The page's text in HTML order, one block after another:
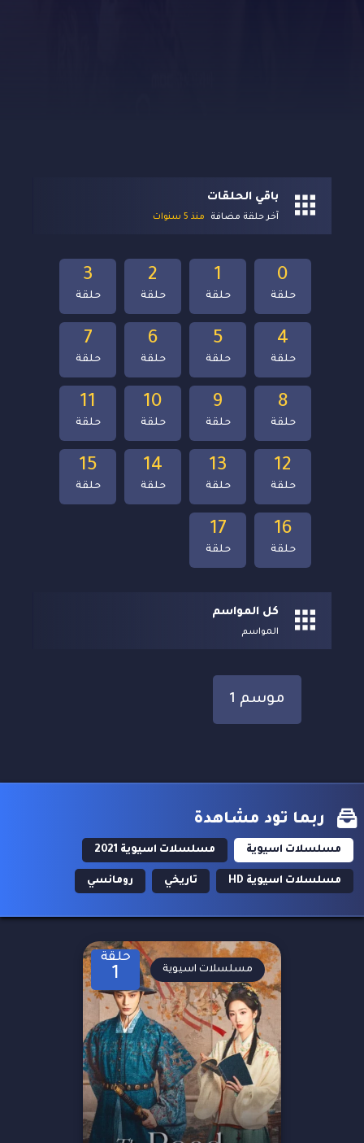
باقي الحلقات
آخر حلقة مضافة منذ 5 سنوات
17
حلقة
16
حلقة
15
حلقة
14
حلقة
13
حلقة
12
حلقة
11
حلقة
10
حلقة
9
حلقة
8
حلقة
7
حلقة
6
حلقة
5
حلقة
4
حلقة
3
حلقة
2
حلقة
1
حلقة
0
حلقة
كل المواسم
المواسم
موسم 1
ربما تود مشاهدة
مسلسلات اسيوية مسلسلات اسيوية 2021
مسلسلات اسيوية HD تاريخي رومانسي
حلقة
1 مسلسلات اسيوية